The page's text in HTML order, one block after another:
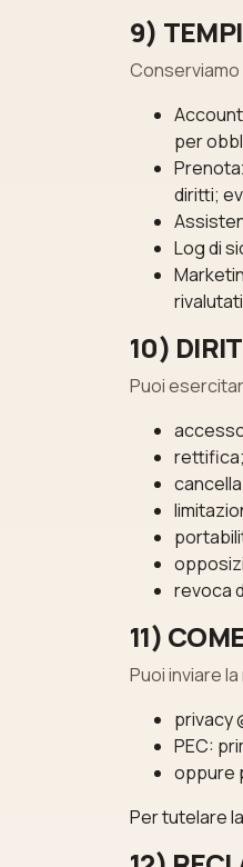
9)
per
diritti;
Log di
10)
Puoi
rettifica;
revoca
11)
Puoi inviare
privacy
PEC:
oppure
Per tutelare